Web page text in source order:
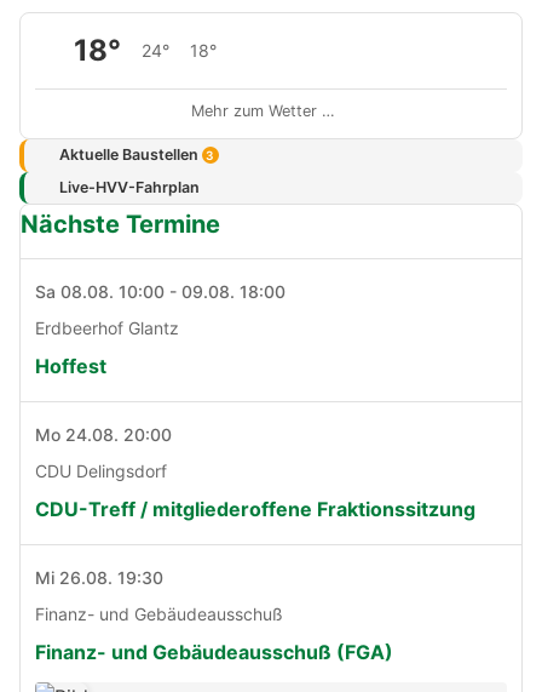
18° 24° 18°
Mehr zum Wetter …
Aktuelle Baustellen 3
Live-HVV-Fahrplan
Nächste Termine
Sa 08.08. 10:00 - 09.08. 18:00
Erdbeerhof Glantz
Hoffest
Mo 24.08. 20:00
CDU Delingsdorf
CDU-Treff / mitgliederoffene Fraktionssitzung
Mi 26.08. 19:30
Finanz- und Gebäudeausschuß
Finanz- und Gebäudeausschuß (FGA)